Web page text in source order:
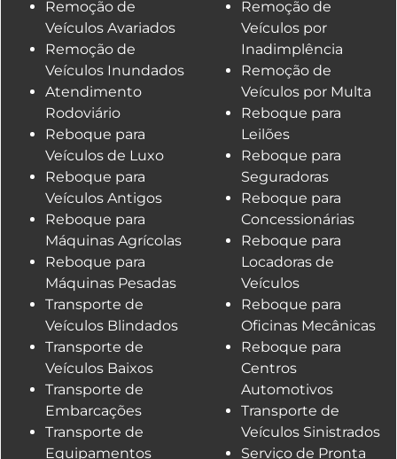
Remoção de
Veículos Avariados
Remoção de
Veículos Inundados
Atendimento
Rodoviário
Reboque para
Veículos de Luxo
Reboque para
Veículos Antigos
Reboque para
Máquinas Agrícolas
Reboque para
Máquinas Pesadas
Transporte de
Veículos Blindados
Transporte de
Veículos Baixos
Transporte de
Embarcações
Transporte de
Equipamentos
Remoção de
Veículos por
Inadimplência
Remoção de
Veículos por Multa
Reboque para
Leilões
Reboque para
Seguradoras
Reboque para
Concessionárias
Reboque para
Locadoras de
Veículos
Reboque para
Oficinas Mecânicas
Reboque para
Centros
Automotivos
Transporte de
Veículos Sinistrados
Serviço de Pronta